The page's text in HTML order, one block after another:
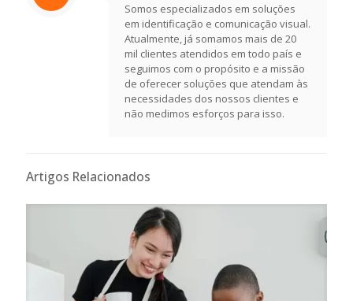
Somos especializados em soluções
em identificação e comunicação visual.
Atualmente, já somamos mais de 20
mil clientes atendidos em todo país e
seguimos com o propósito e a missão
de oferecer soluções que atendam às
necessidades dos nossos clientes e
não medimos esforços para isso.
Artigos Relacionados